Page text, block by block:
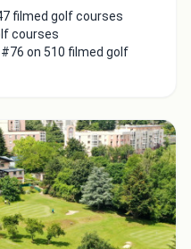
filmed golf courses
courses
#76 on 510 filmed golf